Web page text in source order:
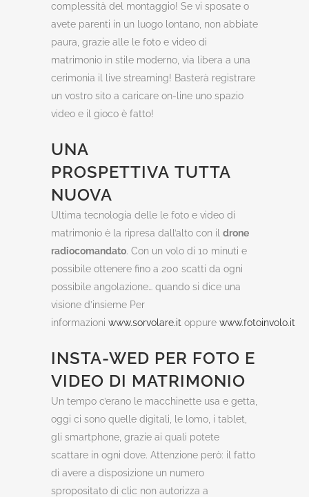
complessità del montaggio! Se vi sposate o
avete parenti in un luogo lontano, non abbiate
paura, grazie alle le foto e video di
matrimonio in stile moderno, via libera a una
cerimonia il live streaming! Basterà registrare
un vostro sito a caricare on-line uno spazio
video e il gioco è fatto!
UNA
PROSPETTIVA TUTTA
NUOVA
Ultima tecnologia delle le foto e video di
matrimonio è la ripresa dall’alto con il drone
radiocomandato. Con un volo di 10 minuti e
possibile ottenere fino a 200 scatti da ogni
possibile angolazione… quando si dice una
visione d’insieme Per
informazioni www.sorvolare.it oppure www.fotoinvolo.it
INSTA-WED PER FOTO E
VIDEO DI MATRIMONIO
Un tempo c’erano le macchinette usa e getta,
oggi ci sono quelle digitali, le lomo, i tablet,
gli smartphone, grazie ai quali potete
scattare in ogni dove. Attenzione però: il fatto
di avere a disposizione un numero
spropositato di clic non autorizza a